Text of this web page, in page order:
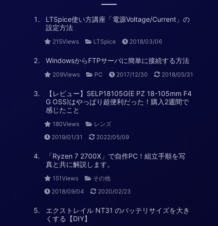
LTSpice使い方講座「電源Voltage/Current」の
設定方法
215Views LTSpice 2018/03/06
WindowsからFTPサーバに簡単に接続する方法
209Views PC 2017/12/30 2018/05/31
【レビュー】SELP18105G(E PZ 18-105mm F4
G OSS)はやっぱり超便利だった！購入2週間で
感じたこと
180Views
レンズ
2019/01/31
2022/05/09
「Ryzen 7 2700X」で自作PC！組立手順を写
真と共に解説します。
151Views
その他
2018/09/04
2020/02/23
エクストレイル NT31 のバッテリサイズを大き
くする【DIY】